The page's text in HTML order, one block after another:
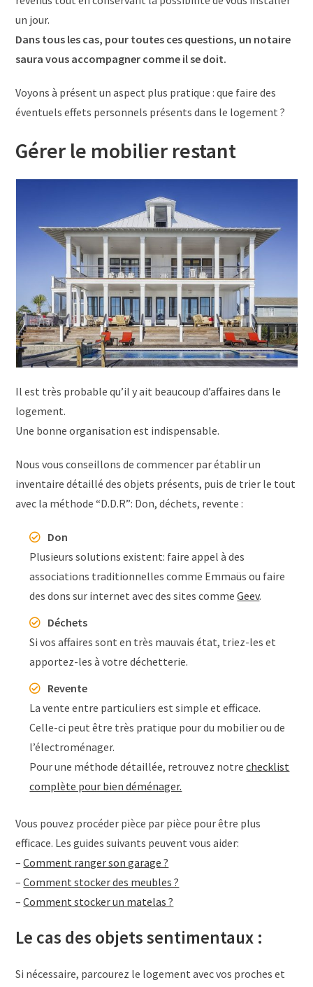
un jour.
Dans tous les cas, pour toutes ces questions, un notaire
saura vous accompagner comme il se doit.
Voyons à présent un aspect plus pratique : que faire des
éventuels effets personnels présents dans le logement ?
Gérer le mobilier restant
Il est très probable qu’il y ait beaucoup d’affaires dans le
logement.
Une bonne organisation est indispensable.
Nous vous conseillons de commencer par établir un
inventaire détaillé des objets présents, puis de trier le tout
avec la méthode “D.D.R”: Don, déchets, revente :
Don
Plusieurs solutions existent: faire appel à des
associations traditionnelles comme Emmaüs ou faire
des dons sur internet avec des sites commeGeev.
Déchets
Si vos affaires sont en très mauvais état, triez-les et
apportez-les à votre déchetterie.
Revente
La vente entre particuliers est simple et efficace.
Celle-ci peut être très pratique pour du mobilier ou de
l’électroménager.
Pour une méthode détaillée, retrouvez notrechecklist
complète pour bien déménager.
Vous pouvez procéder pièce par pièce pour être plus
efficace. Les guides suivants peuvent vous aider:
–Comment ranger son garage ?
–Comment stocker des meubles ?
–Comment stocker un matelas ?
Le cas des objets sentimentaux :
Si nécessaire, parcourez le logement avec vos proches et